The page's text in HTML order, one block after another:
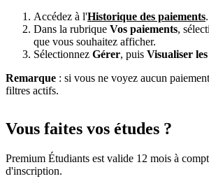
Accédez à l'Historique des paiements.
Dans la rubrique Vos paiements,
que vous souhaitez afficher.
Sélectionnez Gérer, puis Visualiser
Remarque : si vous ne voyez aucun
filtres actifs.
Vous faites vos études ?
Premium Étudiants est valide 12 mois à
d'inscription.